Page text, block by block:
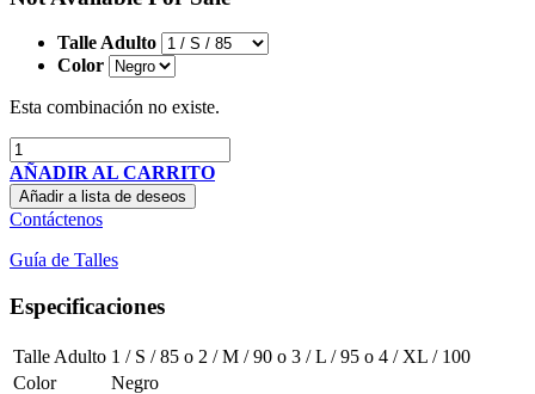
Talle Adulto
Color
Esta combinación no existe.
AÑADIR AL CARRITO
Añadir a lista de deseos
Contáctenos
Guía de Talles
Especificaciones
Talle Adulto 1 / S / 85 o 2 / M / 90 o 3 / L / 95 o 4 / XL / 100
Color
Negro